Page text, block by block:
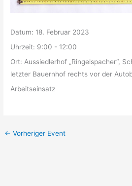
Datum: 18. Februar 2023
Uhrzeit: 9:00 - 12:00
Ort:Aussiedlerhof „Ringelspacher“,
letzter Bauernhof rechts vor der
Arbeitseinsatz
← Vorheriger Event